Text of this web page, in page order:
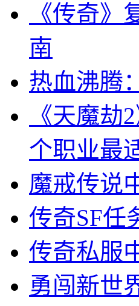
《传奇
南
热血沸腾
《天魔
个职业最
魔戒传说
传奇SF任
传奇私服
勇闯新世